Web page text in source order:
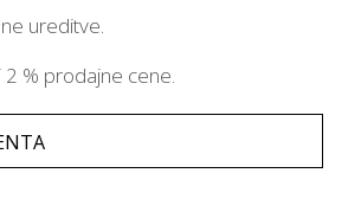
ureditve.
% prodajne cene.